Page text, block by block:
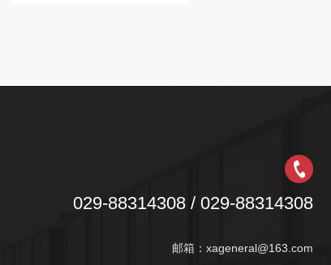
029-88314308 / 029-88314308
邮箱：xageneral@163.com